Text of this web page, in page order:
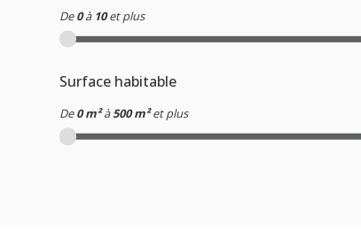
De 0 à 10 et plus
Surface habitable
De 0 m² à500 m² et plus